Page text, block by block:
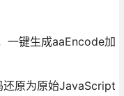
一键生成aaEncode加
原为原始JavaScript